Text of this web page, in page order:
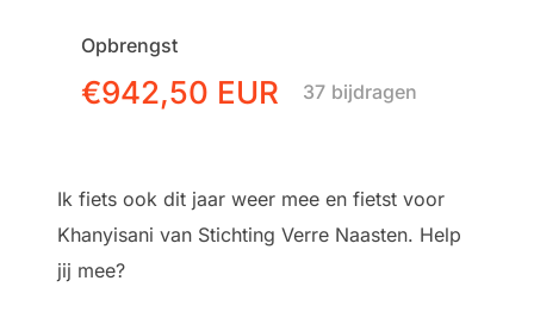
Opbrengst
€942,50 EUR bijdragen
37
Ik fiets ook dit jaar weer mee en fietst voor
Khanyisani van Stichting Verre Naasten. Help
jij mee?